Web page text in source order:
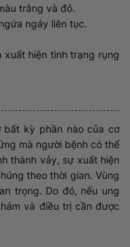
trắng và đỏ.
ngáy liên tục.
xuất hiện tình trạng rụng
bất kỳ phần nào của cơ
mà người bệnh có thể
thành vảy, sự xuất hiện
theo thời gian. Vùng
trọng. Do đó, nếu ung
và điều trị cần được